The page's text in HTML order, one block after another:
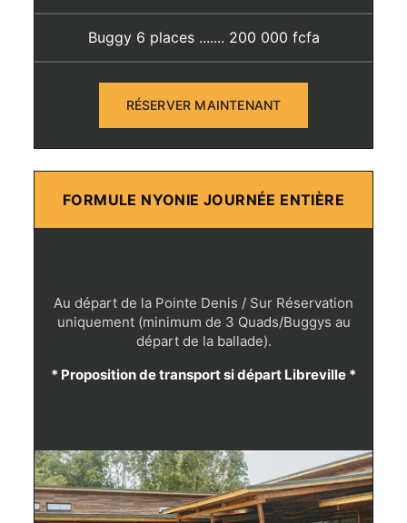
Buggy 6 places ....... 200 000 fcfa
RÉSERVER MAINTENANT
FORMULE NYONIE JOURNÉE ENTIÈRE
Au départ de la Pointe Denis / Sur Réservation
uniquement (minimum de 3 Quads/Buggys au
départ de la ballade).
* Proposition de transport si départ Libreville *